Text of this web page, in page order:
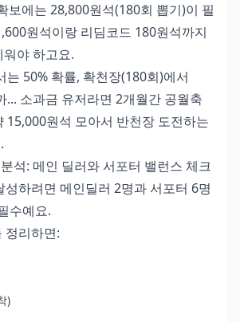
보에는 28,800원석(180회 뽑기)이 필
원석이랑 리딤코드 180원석까지
야 하고요.
는 50% 확률, 확천장(180회)에서
... 소과금 유저라면 2개월간 공월축
15,000원석 모아서 반천장 도전하는
석: 메인 딜러와 서포터 밸런스 체크
성하려면 메인딜러 2명과 서포터 6명
수예요.
정리하면:
)